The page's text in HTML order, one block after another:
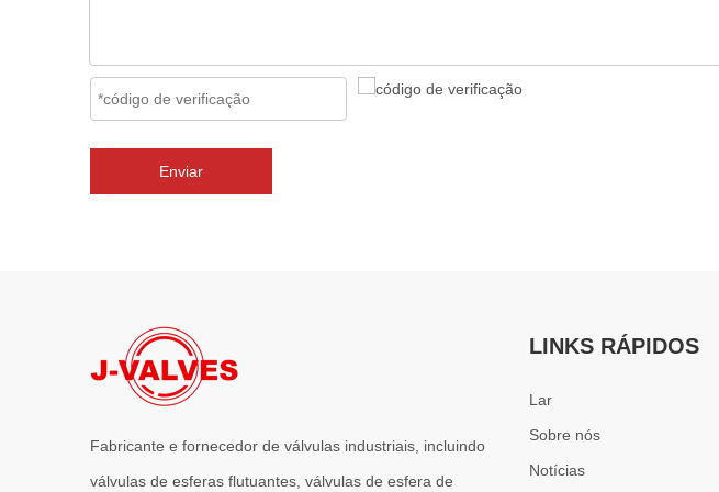
Enviar
Fabricante e fornecedor de válvulas industriais, incluindo
válvulas de esferas flutuantes, válvulas de esfera de
LINKS RÁPIDOS
Lar
Sobre nós
Notícias